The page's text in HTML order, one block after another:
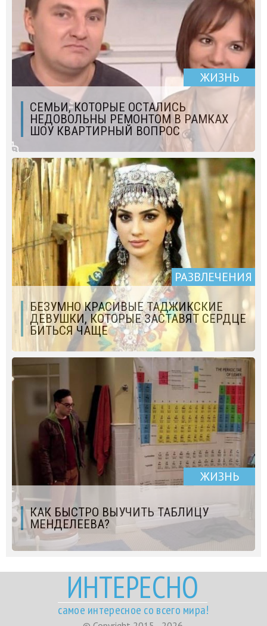
ЖИЗНЬ
СЕМЬИ, КОТОРЫЕ ОСТАЛИСЬ
НЕДОВОЛЬНЫ РЕМОНТОМ В РАМКАХ
ШОУ КВАРТИРНЫЙ ВОПРОС
РАЗВЛЕЧЕНИЯ
БЕЗУМНО КРАСИВЫЕ ТАДЖИКСКИЕ
ДЕВУШКИ, КОТОРЫЕ ЗАСТАВЯТ СЕРДЦЕ
БИТЬСЯ ЧАЩЕ
ЖИЗНЬ
КАК БЫСТРО ВЫУЧИТЬ ТАБЛИЦУ
МЕНДЕЛЕЕВА?
ИНТЕРЕСНО
самое интересное со всего мира!